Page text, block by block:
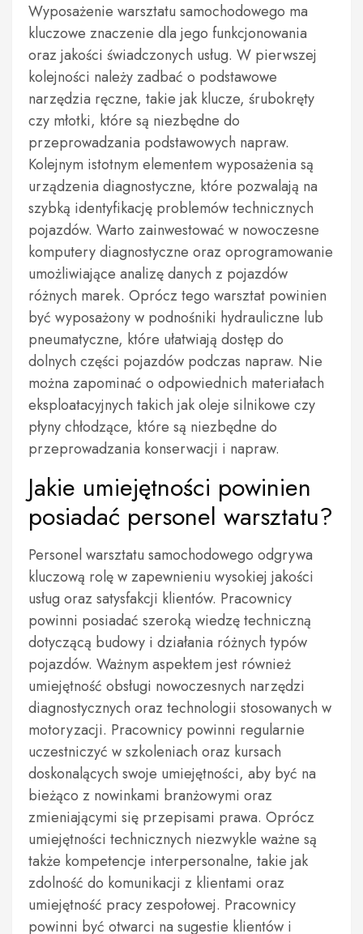
Wyposażenie warsztatu samochodowego ma
kluczowe znaczenie dla jego funkcjonowania
oraz jakości świadczonych usług. W pierwszej
kolejności należy zadbać o podstawowe
narzędzia ręczne, takie jak klucze, śrubokręty
czy młotki, które są niezbędne do
przeprowadzania podstawowych napraw.
Kolejnym istotnym elementem wyposażenia są
urządzenia diagnostyczne, które pozwalają na
szybką identyfikację problemów technicznych
pojazdów. Warto zainwestować w nowoczesne
komputery diagnostyczne oraz oprogramowanie
umożliwiające analizę danych z pojazdów
różnych marek. Oprócz tego warsztat powinien
być wyposażony w podnośniki hydrauliczne lub
pneumatyczne, które ułatwiają dostęp do
dolnych części pojazdów podczas napraw. Nie
można zapominać o odpowiednich materiałach
eksploatacyjnych takich jak oleje silnikowe czy
płyny chłodzące, które są niezbędne do
przeprowadzania konserwacji i napraw.
Jakie umiejętności powinien
posiadać personel warsztatu?
Personel warsztatu samochodowego odgrywa
kluczową rolę w zapewnieniu wysokiej jakości
usług oraz satysfakcji klientów. Pracownicy
powinni posiadać szeroką wiedzę techniczną
dotyczącą budowy i działania różnych typów
pojazdów. Ważnym aspektem jest również
umiejętność obsługi nowoczesnych narzędzi
diagnostycznych oraz technologii stosowanych w
motoryzacji. Pracownicy powinni regularnie
uczestniczyć w szkoleniach oraz kursach
doskonalących swoje umiejętności, aby być na
bieżąco z nowinkami branżowymi oraz
zmieniającymi się przepisami prawa. Oprócz
umiejętności technicznych niezwykle ważne są
także kompetencje interpersonalne, takie jak
zdolność do komunikacji z klientami oraz
umiejętność pracy zespołowej. Pracownicy
powinni być otwarci na sugestie klientów i